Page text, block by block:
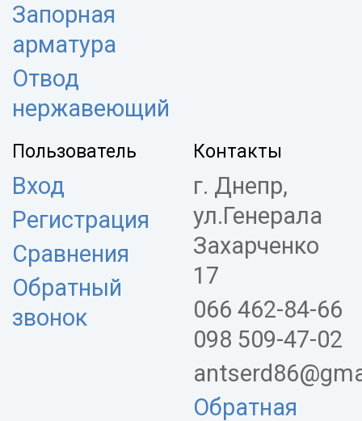
Запорная
арматура
Отвод
нержавеющий
Пользователь
Вход
Регистрация
Сравнения
Обратный
звонок
Контакты
г. Днепр,
ул.Генерала
Захарченко
17
066 462-84-66
098 509-47-02
Обратная